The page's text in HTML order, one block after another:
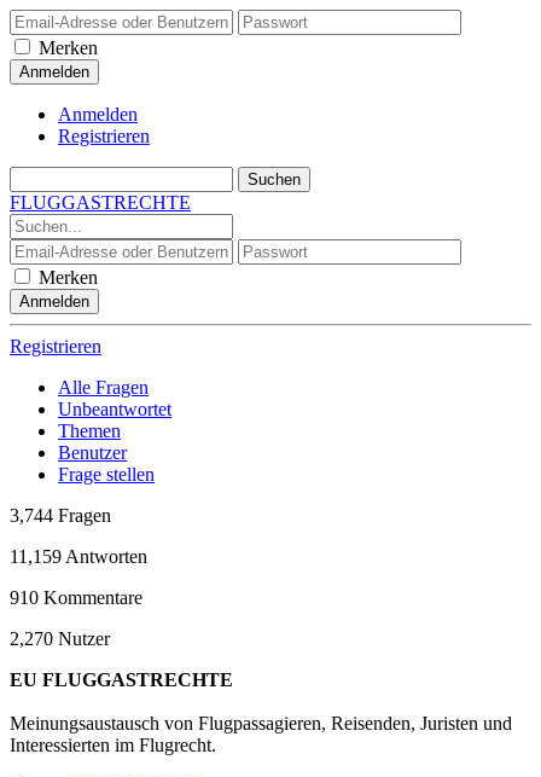
Merken
Anmelden
Registrieren
FLUGGASTRECHTE
Merken
Registrieren
Alle Fragen
Unbeantwortet
Themen
Benutzer
Frage stellen
3,744 Fragen
11,159 Antworten
910 Kommentare
2,270 Nutzer
EU FLUGGASTRECHTE
Meinungsaustausch von Flugpassagieren, Reisenden, Juristen und
Interessierten im Flugrecht.